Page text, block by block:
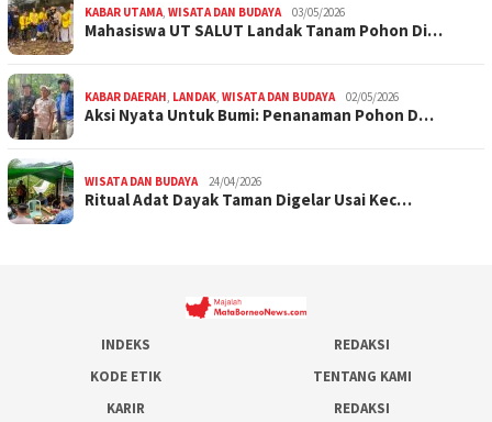
KABAR UTAMA, WISATA DAN BUDAYA 03/05/2026
Mahasiswa UT SALUT Landak Tanam Pohon Di…
KABAR DAERAH, LANDAK, WISATA DAN BUDAYA 02/05/2026
Aksi Nyata Untuk Bumi: Penanaman Pohon D…
WISATA DAN BUDAYA 24/04/2026
Ritual Adat Dayak Taman Digelar Usai Kec…
INDEKS
REDAKSI
KODE ETIK
TENTANG KAMI
KARIR
REDAKSI